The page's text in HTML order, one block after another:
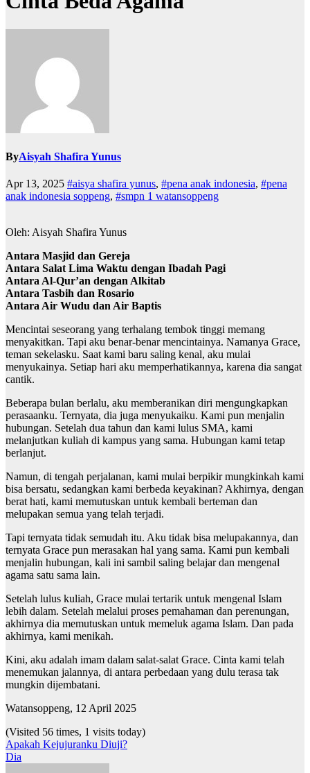
ByAisyah Shafira Yunus
Apr 13, 2025 #aisya shafira yunus, #pena anak indonesia, #pena
anak indonesia soppeng, #smpn 1 watansoppeng
Oleh: Aisyah Shafira Yunus
Antara Masjid dan Gereja
Antara Salat Lima Waktu dengan Ibadah Pagi
Antara Al-Qur’an dengan Alkitab
Antara Tasbih dan Rosario
Antara Air Wudu dan Air Baptis
Mencintai seseorang yang terhalang tembok tinggi memang
menyakitkan. Tapi aku benar-benar mencintainya. Namanya Grace,
teman sekelasku. Saat kami baru saling kenal, aku mulai
menyukainya. Setiap hari aku memperhatikannya, karena dia sangat
cantik.
Beberapa bulan berlalu, aku memberanikan diri mengungkapkan
perasaanku. Ternyata, dia juga menyukaiku. Kami pun menjalin
hubungan. Setelah dua tahun dan kami lulus SMA, kami
melanjutkan kuliah di kampus yang sama. Hubungan kami tetap
berlanjut.
Namun, di tengah perjalanan, kami mulai berpikir mungkinkah kami
bisa bersatu, sedangkan kami berbeda keyakinan? Akhirnya, dengan
berat hati, kami memutuskan untuk kembali berteman dan
melupakan semua yang telah terjadi.
Tapi ternyata tidak semudah itu. Aku tidak bisa melupakannya, dan
ternyata Grace pun merasakan hal yang sama. Kami pun kembali
menjalin hubungan, kali ini sambil saling belajar dan mengenal
agama satu sama lain.
Setelah lulus kuliah, Grace mulai tertarik untuk mengenal Islam
lebih dalam. Setelah melalui proses pemahaman dan perenungan,
akhirnya dia memutuskan untuk memeluk agama Islam. Dan pada
akhirnya, kami menikah.
Kini, aku adalah imam dalam salat-salat Grace. Cinta kami telah
menemukan jalannya, di antara perbedaan yang dulu terasa tak
mungkin dijembatani.
Watansoppeng, 12 April 2025
(Visited 56 times, 1 visits today)
Navigasi
pos
Apakah Kejujuranku Diuji?
Dia